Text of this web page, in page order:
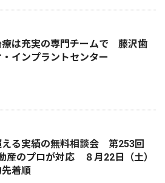
療は充実の専門チームで 藤沢歯
インプラントセンター
える実績の無料相談会 第253回
産のプロが対応 ８月22日（土）
着順